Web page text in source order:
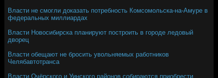
Власти не смогли доказать потребность Комсомольска-на-Амуре в
федеральных миллиардах
Власти Новосибирска планируют построить в городе ледовый
дворец
Власти обещают не бросить увольняемых работников
Челябавтотранса
Власти Очёрского и Уинского районов собираются приобрести